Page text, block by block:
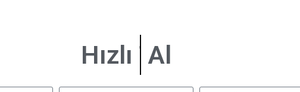
Hızlı Bilgi